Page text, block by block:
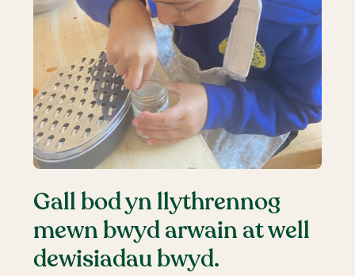
Gall bod yn llythrennog
mewn bwyd arwain at well
dewisiadau bwyd.